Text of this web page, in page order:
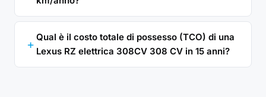
Qual è il costo totale di possesso (TCO) di una
Lexus RZ elettrica 308CV 308 CV in 15 anni?